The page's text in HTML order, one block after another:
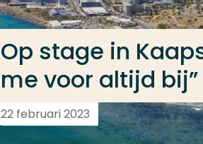
Op stage in
me voor altijd bij”
22 februari 2023